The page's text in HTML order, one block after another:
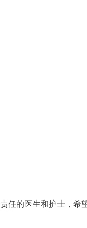
任的医生和护士，希